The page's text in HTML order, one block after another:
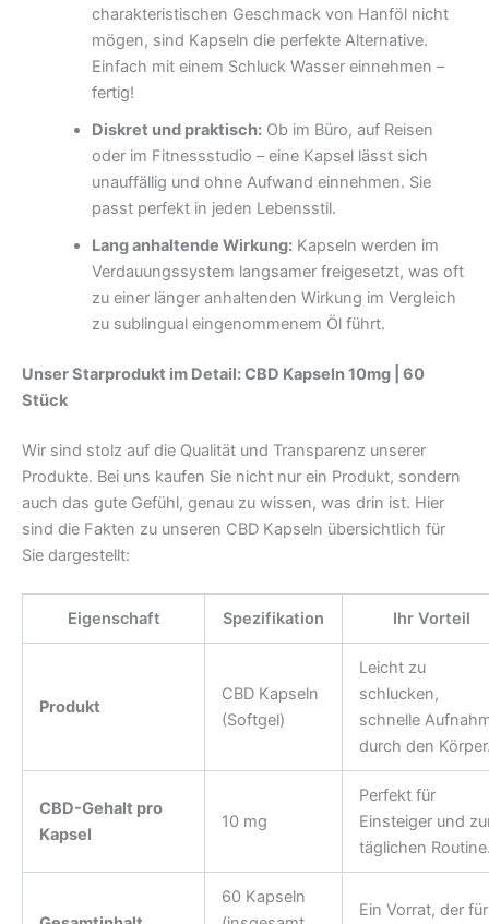
charakteristischen Geschmack von Hanföl nicht
mögen, sind Kapseln die perfekte Alternative.
Einfach mit einem Schluck Wasser einnehmen –
fertig!
Diskret und praktisch:Ob im Büro, auf Reisen
oder im Fitnessstudio – eine Kapsel lässt sich
unauffällig und ohne Aufwand einnehmen. Sie
passt perfekt in jeden Lebensstil.
Lang anhaltende Wirkung:Kapseln werden im
Verdauungssystem langsamer freigesetzt, was oft
zu einer länger anhaltenden Wirkung im Vergleich
zu sublingual eingenommenem Öl führt.
Unser Starprodukt im Detail: CBD Kapseln 10mg | 60
Stück
Wir sind stolz auf die Qualität und Transparenz unserer
Produkte. Bei uns kaufen Sie nicht nur ein Produkt, sondern
auch das gute Gefühl, genau zu wissen, was drin ist. Hier
sind die Fakten zu unseren CBD Kapseln übersichtlich für
Sie dargestellt:
Eigenschaft Spezifikation Ihr Vorteil
Produkt
CBD Kapseln
(Softgel)
Leicht zu
schlucken,
schnelle
durch den
CBD-Gehalt pro
Kapsel
10 mg
Perfekt für
Einsteiger und
täglichen
60 Kapseln
Ein Vorrat, der für